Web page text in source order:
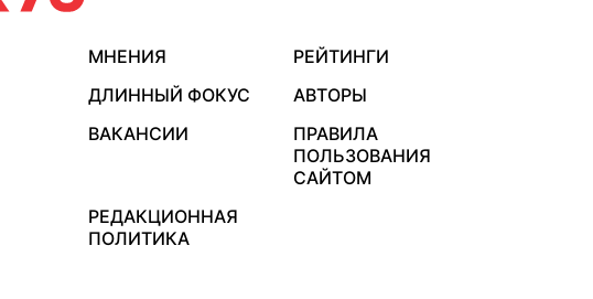
МНЕНИЯ
РЕЙТИНГИ
ДЛИННЫЙ ФОКУС
АВТОРЫ
ВАКАНСИИ
ПРАВИЛА
ПОЛЬЗОВАНИЯ
САЙТОМ
РЕДАКЦИОННАЯ
ПОЛИТИКА